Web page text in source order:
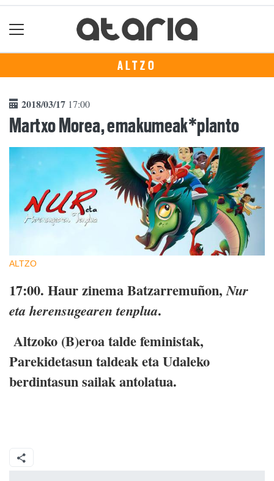
ALTZO
2018/03/17 17:00
Martxo Morea, emakumeak*planto
ALTZO
17:00. Haur zinema Batzarremuñon,Nur
eta herensugearen tenplua.
Altzoko (B)eroa talde feministak,
Parekidetasun taldeak eta Udaleko
berdintasun sailak antolatua.